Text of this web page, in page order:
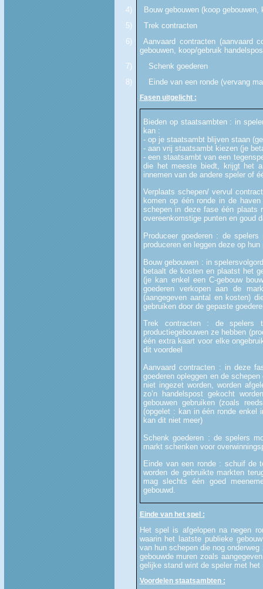
4)
Bouw gebouwen (koop
5)
Trek contracten
6)
Aanvaard contracten (aanvaard
gebouwen, koop/gebruik
7)
Schenk goederen
8)
Einde van een ronde (vervang
Fasen uitgelicht :
Bieden op staatsambten : in
kan :
- op je staatsambt blijven staan
- aan vrij staatsambt kiezen (je
- een staatsambt van een
die het meeste biedt, krijgt het
innemen van de andere speler of
Verplaats schepen/ vervul
komen op één ronde in de
schepen in deze fase één plaats
overeenkomstige punten en goud
Produceer goederen : de
produceren en leggen deze op
Bouw gebouwen : in
betaalt de kosten en plaatst het
(je kan enkel een C-gebouw
goederen verkopen aan de
(aangegeven aantal en kosten)
gebruiken door de gepaste
Trek contracten : de spelers
productiegebouwen ze hebben
één extra kaart voor elke
dit voordeel
Aanvaard contracten : in deze
goederen opleggen en de
niet ingezet worden, worden
zo’n handelspost gekocht
gebouwen gebruiken (zoals
(opgelet : kan in één ronde enkel
kan dit niet meer)
Schenk goederen : de spelers
markt schenken voor
Einde van een ronde : schuif de
worden de gebruikte markten
mag slechts één goed
gebouwd.
Einde van het spel :
Het spel is afgelopen na negen
waarin het laatste publieke
van hun schepen die nog
gebouwde muren zoals
gelijke stand wint de speler met
Voordelen staatsambten :